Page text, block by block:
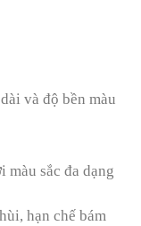
và độ bền màu
màu sắc đa dạng
hạn chế bám